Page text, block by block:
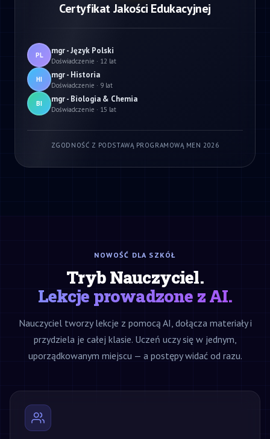
Certyfikat Jakości Edukacyjnej
PL mgr - Język Polski
Doświadczenie · 12 lat
HI mgr - Historia
Doświadczenie · 9 lat
BI mgr - Biologia & Chemia
Doświadczenie · 15 lat
ZGODNOŚĆ Z PODSTAWĄ PROGRAMOWĄ MEN 2026
NOWOŚĆ DLA SZKÓŁ
Tryb Nauczyciel.
Lekcje prowadzone z AI.
Nauczyciel tworzy lekcje z pomocą AI, dołącza materiały i
przydziela je całej klasie. Uczeń uczy się w jednym,
uporządkowanym miejscu — a postępy widać od razu.